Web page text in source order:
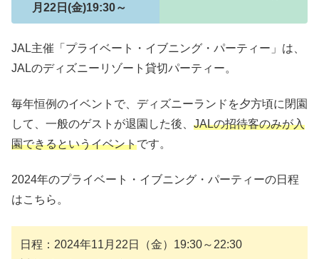
月22日(金)19:30～
JAL主催「プライベート・イブニング・パーティー」は、
JALのディズニーリゾート貸切パーティー。
毎年恒例のイベントで、ディズニーランドを夕方頃に閉園
して、一般のゲストが退園した後、 JALの招待客のみが入
園できるというイベントです。
2024年のプライベート・イブニング・パーティーの日程
はこちら。
日程：2024年11月22日（金）19:30～22:30